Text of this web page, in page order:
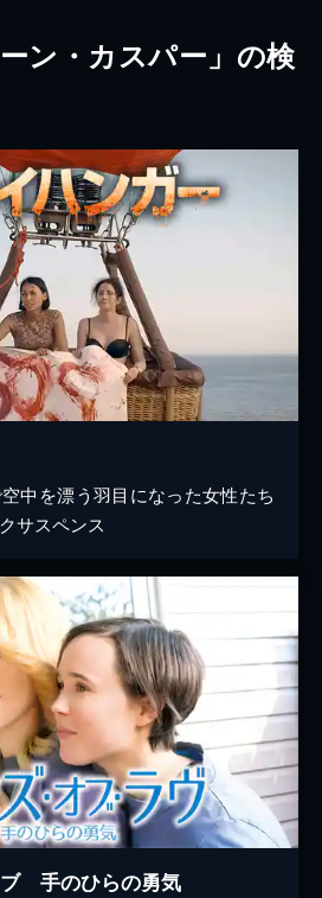
ーン・カスパー」の検
中を漂う羽目になった女性たち
サスペンス
手のひらの勇気